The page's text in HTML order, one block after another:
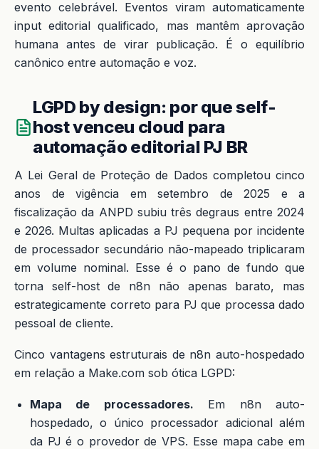
evento celebrável. Eventos viram automaticamente
input editorial qualificado, mas mantêm aprovação
humana antes de virar publicação. É o equilíbrio
canônico entre automação e voz.
LGPD by design: por que self-
host venceu cloud para
automação editorial PJ BR
A Lei Geral de Proteção de Dados completou cinco
anos de vigência em setembro de 2025 e a
fiscalização da ANPD subiu três degraus entre 2024
e 2026. Multas aplicadas a PJ pequena por incidente
de processador secundário não-mapeado triplicaram
em volume nominal. Esse é o pano de fundo que
torna self-host de n8n não apenas barato, mas
estrategicamente correto para PJ que processa dado
pessoal de cliente.
Cinco vantagens estruturais de n8n auto-hospedado
em relação a Make.com sob ótica LGPD:
Mapa de processadores. Em n8n auto-
hospedado, o único processador adicional além
da PJ é o provedor de VPS. Esse mapa cabe em